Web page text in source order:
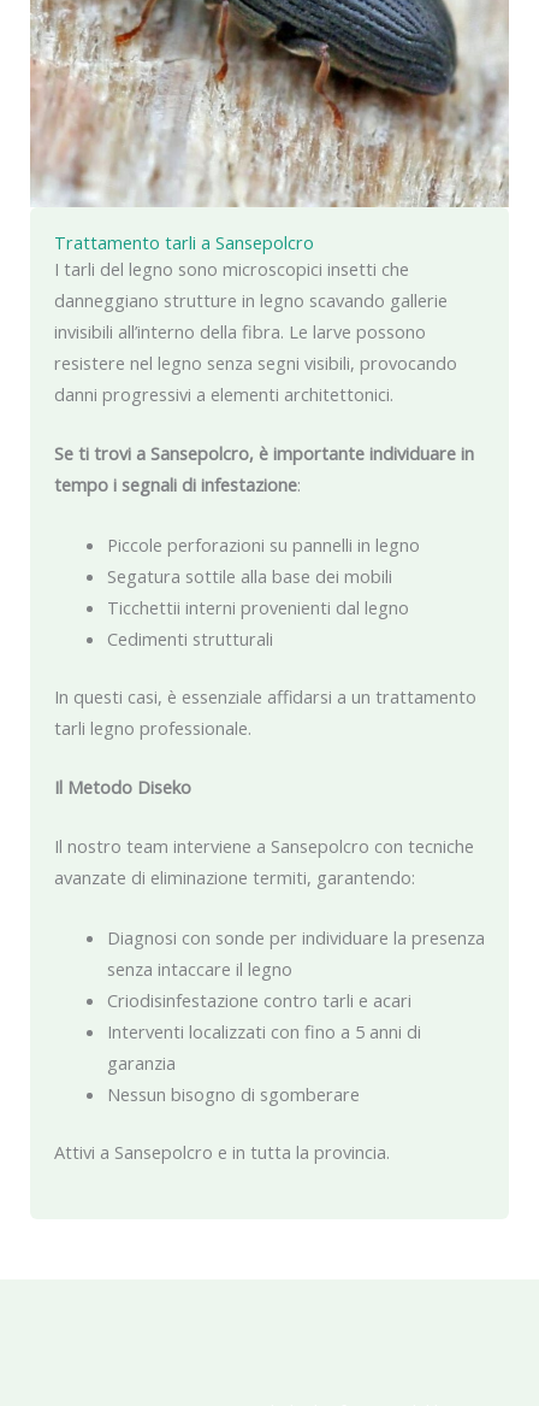
Trattamento tarli a Sansepolcro
I tarli del legno sono microscopici insetti che
danneggiano strutture in legno scavando gallerie
invisibili all’interno della fibra. Le larve possono
resistere nel legno senza segni visibili, provocando
danni progressivi a elementi architettonici.
Se ti trovi a Sansepolcro, è importante individuare in
tempo i segnali di infestazione:
Piccole perforazioni su pannelli in legno
Segatura sottile alla base dei mobili
Ticchettii interni provenienti dal legno
Cedimenti strutturali
In questi casi, è essenziale affidarsi a un trattamento
tarli legno professionale.
Il Metodo Diseko
Il nostro team interviene a Sansepolcro con tecniche
avanzate di eliminazione termiti, garantendo:
Diagnosi con sonde per individuare la presenza
senza intaccare il legno
Criodisinfestazione contro tarli e acari
Interventi localizzati con fino a 5 anni di
garanzia
Nessun bisogno di sgomberare
Attivi a Sansepolcro e in tutta la provincia.